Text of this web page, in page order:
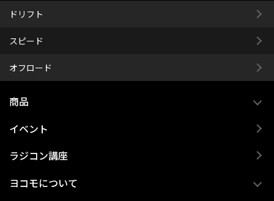
ドリフト
スピード
オフロード
商品
イベント
ラジコン講座
ヨコモについて